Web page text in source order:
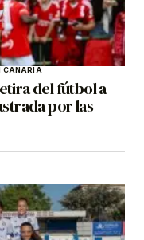
CANARIA
del fútbol a
por las